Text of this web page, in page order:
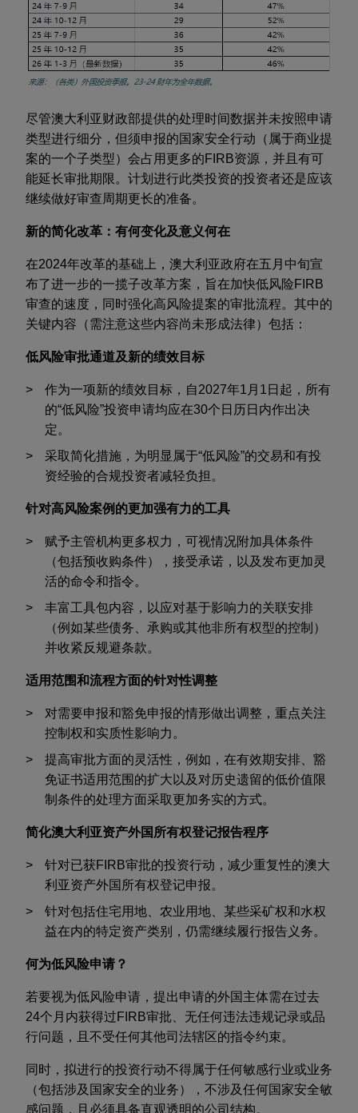
尽管澳大利亚财政部提供的处理时间数据并未按照申请
类型进行细分，但须申报的国家安全行动（属于商业提
案的一个子类型）会占用更多的 FIRB资源，并且有可
能延长审批期限。计划进行此类投资的投资者还是应该
继续做好审查周期更长的准备。
新的简化改革：有何变化及意义何在
在2024年改革的基础上，澳大利亚政府在五月中旬宣
布了进一步的一揽子改革方案，旨在加快低风险 FIRB
审查的速度，同时强化高风险提案的审批流程。其中的
关键内容（需注意这些内容尚未形成法律）包括：
低风险审批通道及新的绩效目标
作为一项新的绩效目标，自2027年1 月 1 日起，所有
的“低风险”投资申请均应在30个日历日内作出决
定。
采取简化措施，为明显属于“低风险”的交易和有投
资经验的合规投资者减轻负担。
针对高风险案例的更加强有力的工具
赋予主管机构更多权力，可视情况附加具体条件
（包括预收购条件），接受承诺，以及发布更加灵
活的命令和指令。
丰富工具包内容，以应对基于影响力的关联安排
（例如某些债务、承购或其他非所有权型的控制）
并收紧反规避条款。
适用范围和流程方面的针对性调整
对需要申报和豁免申报的情形做出调整，重点关注
控制权和实质性影响力。
提高审批方面的灵活性，例如，在有效期安排、豁
免证书适用范围的扩大以及对历史遗留的低价值限
制条件的处理方面采取更加务实的方式。
简化澳大利亚资产外国所有权登记报告程序
针对已获FIRB审批的投资行动，减少重复性的澳大
利亚资产外国所有权登记申报。
针对包括住宅用地、农业用地、某些采矿权和水权
益在内的特定资产类别，仍需继续履行报告义务。
何为低风险申请？
若要视为低风险申请，提出申请的外国主体需在过去
24个月内获得过 FIRB审批、无任何违法违规记录或品
行问题，且不受任何其他司法辖区的指令约束。
同时，拟进行的投资行动不得属于任何敏感行业或业务
（包括涉及国家安全的业务），不涉及任何国家安全敏
感问题，且必须具备直观透明的公司结构。